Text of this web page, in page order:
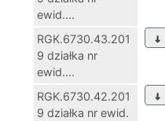
ewid....
RGK.6730.43.201
9 działka nr
ewid....
RGK.6730.42.201
9 działka nr ewid.